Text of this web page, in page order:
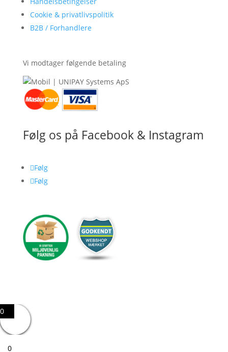
Cookie & privatlivspolitik
B2B / Forhandlere
Vi modtager følgende betaling
Følg os på Facebook & Instagram
Følg
Følg
0
0